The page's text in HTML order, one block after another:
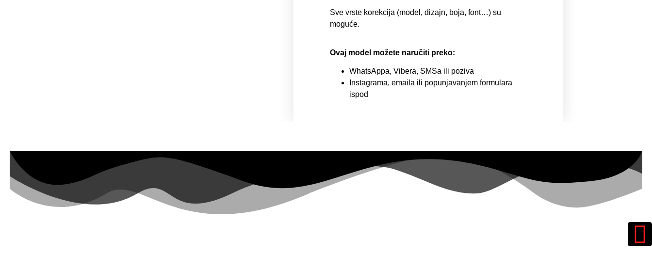
Sve vrste korekcija (model, dizajn, boja, font…) su
moguće.
Ovaj model možete naručiti preko:
WhatsAppa, Vibera, SMSa ili poziva
Instagrama, emaila ili popunjavanjem formulara
ispod